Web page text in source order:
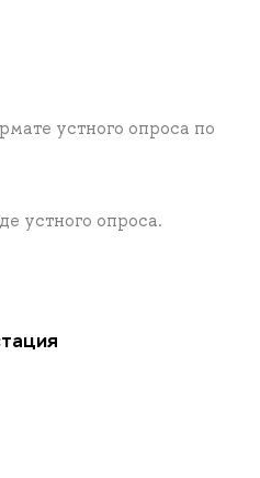
устного опроса по
устного опроса.